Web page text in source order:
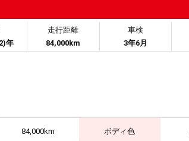
年
走行距離
84,000km
車検
3年6月
84,000km ボディ色